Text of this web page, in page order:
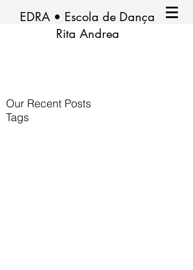
EDRA • Escola de Dança
Rita Andrea
Our Recent Posts
Tags